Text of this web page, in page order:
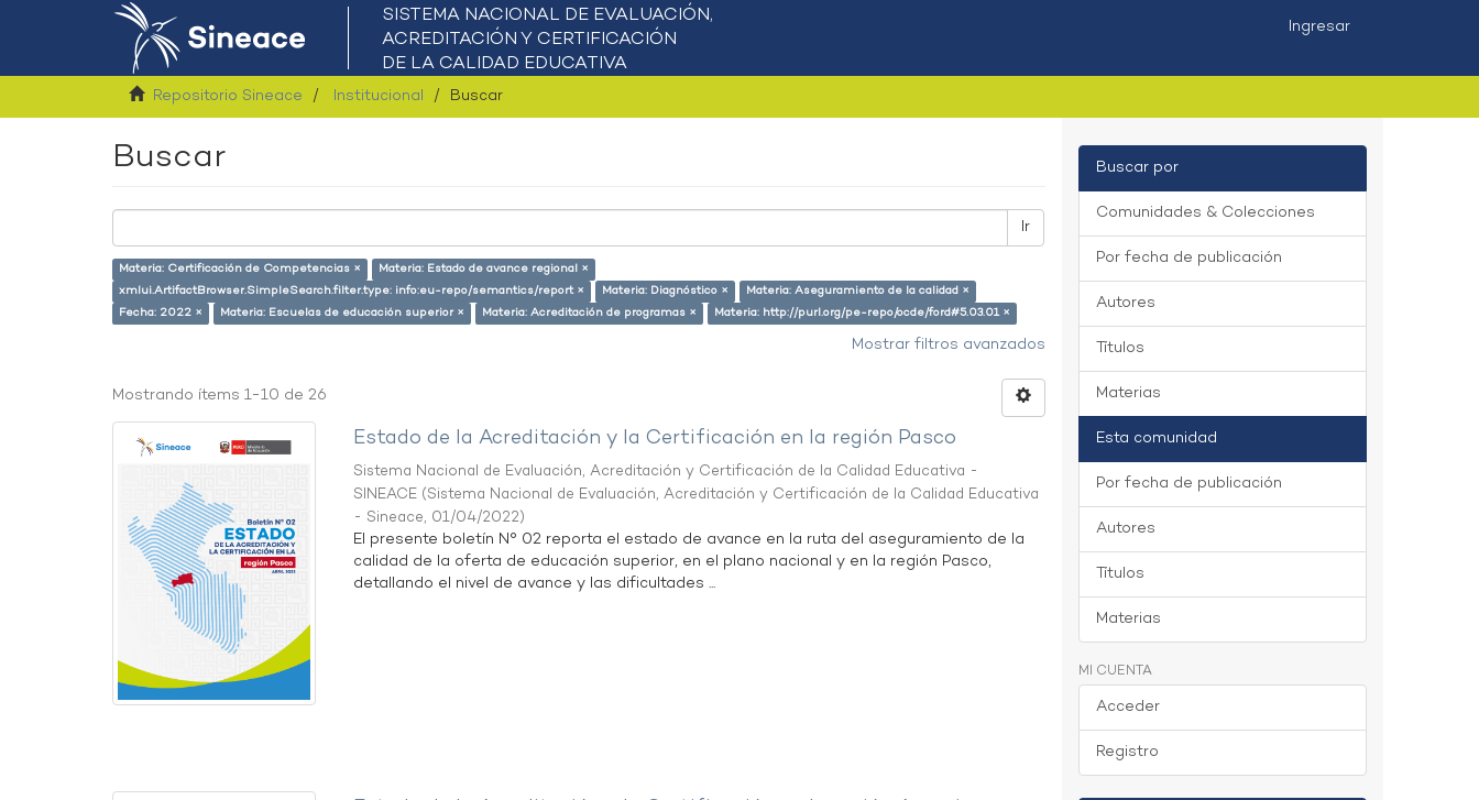
Ingresar
Repositorio Sineace Institucional Buscar
Buscar
Ir
Materia: Certificación de Competencias ×
Materia: Estado de avance regional ×
xmlui.ArtifactBrowser.SimpleSearch.filter.type: info:eu-repo/semantics/report ×
Materia: Diagnóstico ×
Materia: Aseguramiento de la calidad ×
Fecha: 2022 ×
Materia: Escuelas de educación superior × Materia: Acreditación de programas × Materia: http://purl.org/pe-repo/ocde/ford#5.03.01 ×
Mostrar filtros avanzados
Mostrando ítems 1-10 de 26
Estado de la Acreditación y la Certificación en la región Pasco
Sistema Nacional de Evaluación, Acreditación y Certificación de la Calidad Educativa -
SINEACE (Sistema Nacional de Evaluación, Acreditación y Certificación de la Calidad Educativa
- Sineace, 01/04/2022)
El presente boletín N° 02 reporta el estado de avance en la ruta del aseguramiento de la
calidad de la oferta de educación superior, en el plano nacional y en la región Pasco,
detallando el nivel de avance y las dificultades ...
Buscar por
Comunidades & Colecciones
Por fecha de publicación
Autores
Títulos
Materias
Esta comunidad
Por fecha de publicación
Autores
Títulos
Materias
MI CUENTA
Acceder
Registro